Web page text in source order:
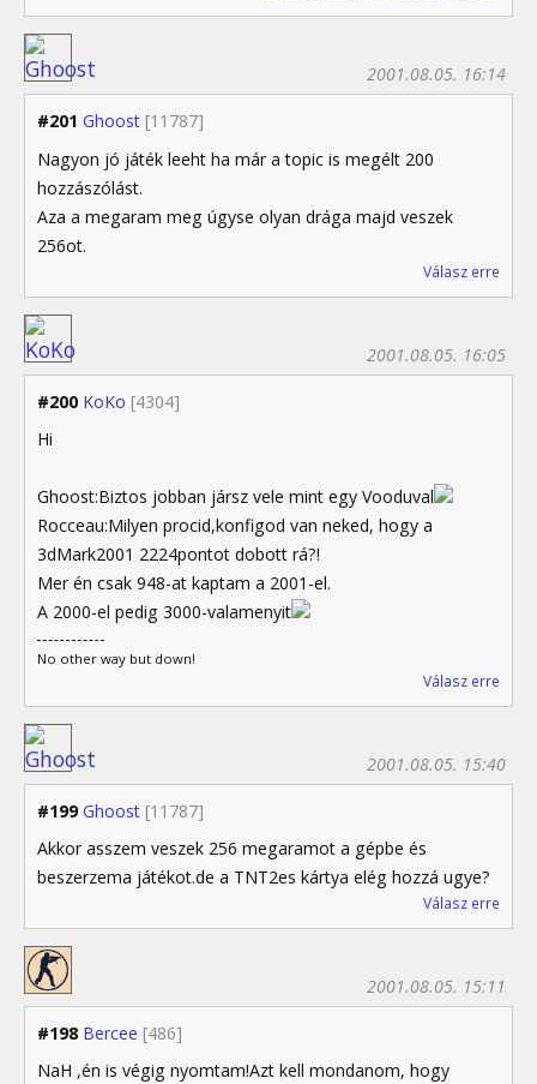
#201 Ghoost [11787]
2001.08.05. 16:14
Nagyon jó játék leeht ha már a topic is megélt 200
hozzászólást.
Aza a megaram meg úgyse olyan drága majd veszek
256ot.
Válasz erre
#200 KoKo [4304]
2001.08.05. 16:05
Hi
Ghoost:Biztos jobban jársz vele mint egy Vooduval
Rocceau:Milyen procid,konfigod van neked, hogy a
3dMark2001 2224pontot dobott rá?!
Mer én csak 948-at kaptam a 2001-el.
A 2000-el pedig 3000-valamenyit
No other way but down!
Válasz erre
#199 Ghoost [11787]
2001.08.05. 15:40
Akkor asszem veszek 256 megaramot a gépbe és
beszerzema játékot.de a TNT2es kártya elég hozzá ugye?
Válasz erre
#198 Bercee [486]
2001.08.05. 15:11
NaH ,én is végig nyomtam!Azt kell mondanom, hogy